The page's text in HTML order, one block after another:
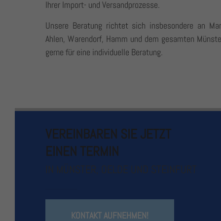
Ihrer Import- und Versandprozesse.
Unsere Beratung richtet sich insbesondere an
Ahlen, Warendorf, Hamm und dem gesamten
gerne für eine individuelle Beratung.
VEREINBAREN SIE JETZT
EINEN TERMIN
IN MÜNSTER, OELDE UND STEINFURT
KONTAKT AUFNEHMEN!
Antwerpener Str. 8
48163 Münster
+49 2501 918 44 99
kontakt@atc-muenster.de
Obere